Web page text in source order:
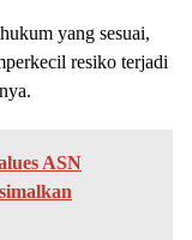
yang sesuai,
resiko terjadi
ASN